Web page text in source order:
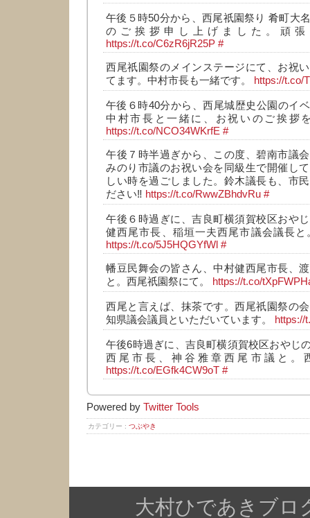
午後５時50分から、西尾祇園祭り 肴町大
のご挨拶申し上げました。頑
https://t.co/C6zR6jR25P #
西尾祇園祭のメインステージにて、お祝
てます。中村市長も一緒です。
https://t.co/
午後６時40分から、西尾城歴史公園のイ
中村市長と一緒に、お祝いのご挨拶
https://t.co/NCO34WKrfE #
午後７時半過ぎから、この度、碧南市議
みのり市議のお祝い会を同級生で開催し
しい時を過ごしました。鈴木議長も、市
ださい‼️ https://t.co/RwwZBhdvRu #
午後６時過ぎに、吉良町横須賀校区おや
健西尾市長、稲垣一夫西尾市議会議長
https://t.co/5J5HQGYfWl #
幡豆民舞会の皆さん、中村健西尾市長、
と。西尾祇園祭にて。
https://t.co/
西尾と言えば、抹茶です。西尾祇園祭の
知県議会議員といただいています。
https://
午後6時過ぎに、吉良町横須賀校区おやじ
西尾市長、神谷雅章西尾市議と。
https://t.co/EGfk4CW9oT #
Powered by Twitter Tools
カテゴリー : つぶやき
大村ひであきブロ